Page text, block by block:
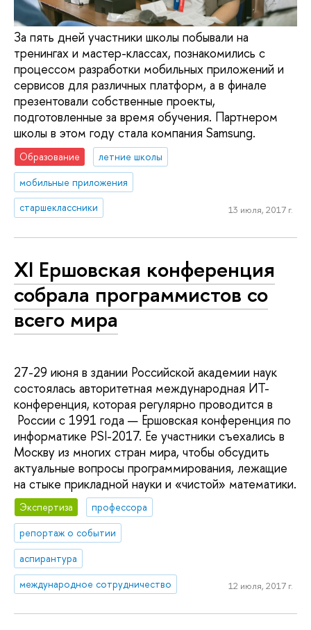
За пять дней участники школы побывали на
тренингах и мастер-классах, познакомились с
процессом разработки мобильных приложений и
сервисов для различных платформ, а в финале
презентовали собственные проекты,
подготовленные за время обучения. Партнером
школы в этом году стала компания Samsung.
Образование
летние школы
мобильные приложения
старшеклассники
13 июля, 2017 г.
XI Ершовская конференция
собрала программистов со
всего мира
27-29 июня в здании Российской академии наук
состоялась авторитетная международная ИТ-
конференция, которая регулярно проводится в
России с 1991 года — Ершовская конференция по
информатике PSI-2017. Ее участники съехались в
Москву из многих стран мира, чтобы обсудить
актуальные вопросы программирования, лежащие
на стыке прикладной науки и «чистой» математики.
Экспертиза
профессора
репортаж о событии
аспирантура
международное сотрудничество
12 июля, 2017 г.